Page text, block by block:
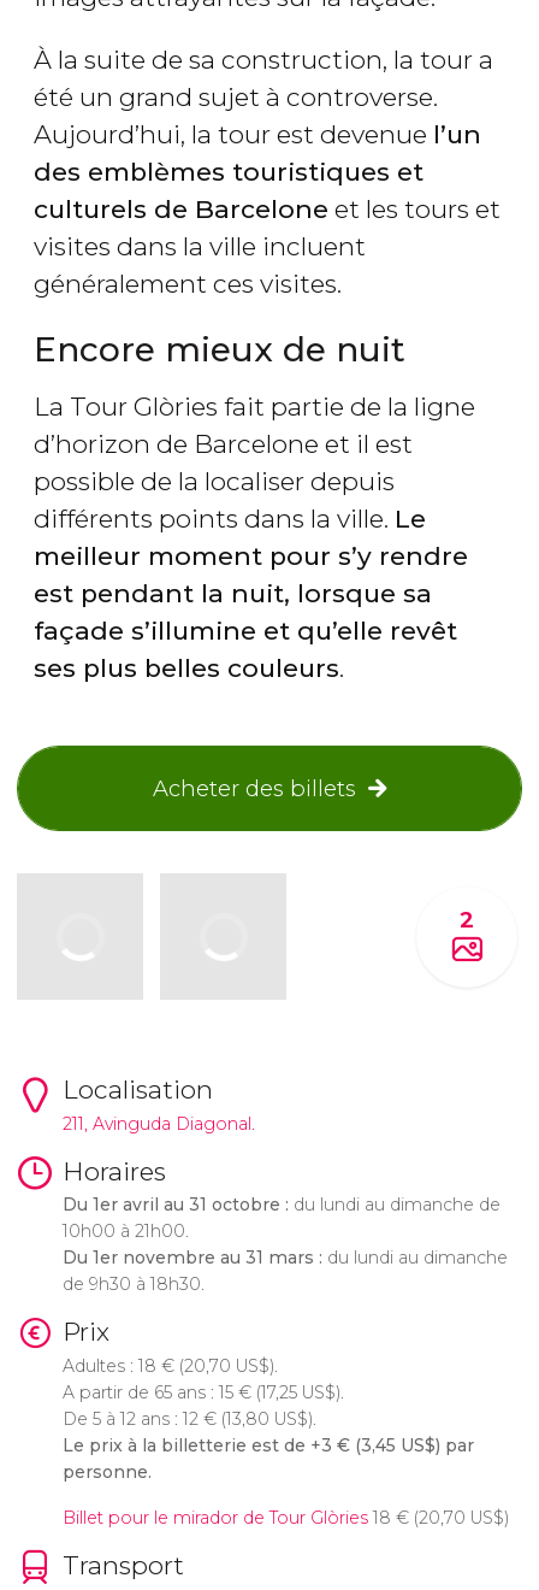
À la suite de sa construction, la tour a
été un grand sujet à controverse.
Aujourd’hui, la tour est devenue l’un
des emblèmes touristiques et
culturels de Barcelone et les tours et
visites dans la ville incluent
généralement ces visites.
Encore mieux de nuit
La Tour Glòries fait partie de la ligne
d’horizon de Barcelone et il est
possible de la localiser depuis
différents points dans la ville. Le
meilleur moment pour s’y rendre
est pendant la nuit, lorsque sa
façade s’illumine et qu’elle revêt
ses plus belles couleurs.
Acheter des billets
2
Localisation
211, Avinguda Diagonal.
Horaires
Du 1er avril au 31 octobre : du lundi au dimanche de
10h00 à 21h00.
Du 1er novembre au 31 mars : du lundi au dimanche
de 9h30 à 18h30.
Prix
Adultes : 18 €(20,70 US$).
A partir de 65 ans : 15 €(17,25 US$).
De 5 à 12 ans : 12 €(13,80 US$).
Le prix à la billetterie est de +3 €(3,45 US$) par
personne.
Billet pour le mirador de Tour Glòries18 €(20,70 US$)
Transport